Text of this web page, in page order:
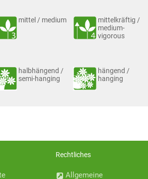
mittel / medium
mittelkräftig /
medium-
vigorous
halbhängend /
semi-hanging
hängend /
hanging
Rechtliches
Allgemeine